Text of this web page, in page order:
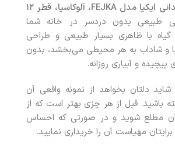
ایکیا مدلFEJKA، آلوکاسیا، قطر ۱۲
طبیعی بدون دردسر در خانه شما
با ظاهری بسیار طبیعی و طراحی
و شاداب به هر محیطی می‌بخشد، بدون
پیچیده و آبیاری روزانه.
شاید دلتان بخواهد از نمونه واقعی آن
باشید. قبل از هر چزی بهتر است که از
آن مطلع شوید و در صورتی که احساس
مهیاست آن را خریداری نمایید.